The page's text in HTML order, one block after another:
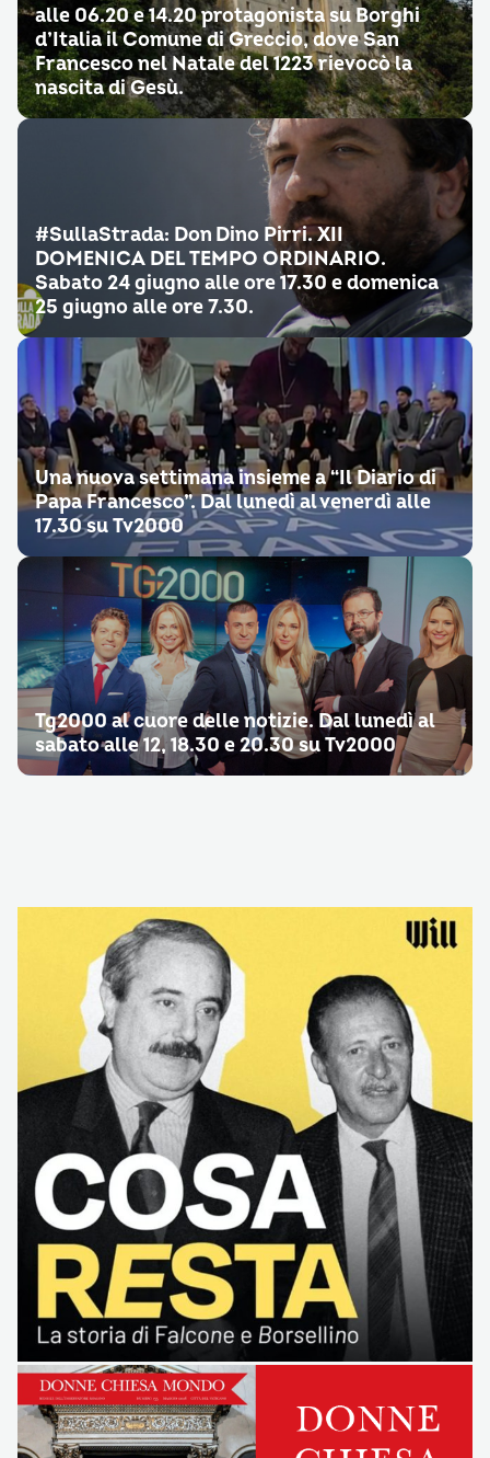
alle 06.20 e 14.20 protagonista su Borghi
d’Italia il Comune di Greccio, dove San
Francesco nel Natale del 1223 rievocò la
nascita di Gesù.
#SullaStrada: Don Dino Pirri. XII
DOMENICA DEL TEMPO ORDINARIO.
Sabato 24 giugno alle ore 17.30 e domenica
25 giugno alle ore 7.30.
Una nuova settimana insieme a “Il Diario di
Papa Francesco”. Dal lunedì al venerdì alle
17.30 su Tv2000
Tg2000 al cuore delle notizie. Dal lunedì al
sabato alle 12, 18.30 e 20.30 su Tv2000